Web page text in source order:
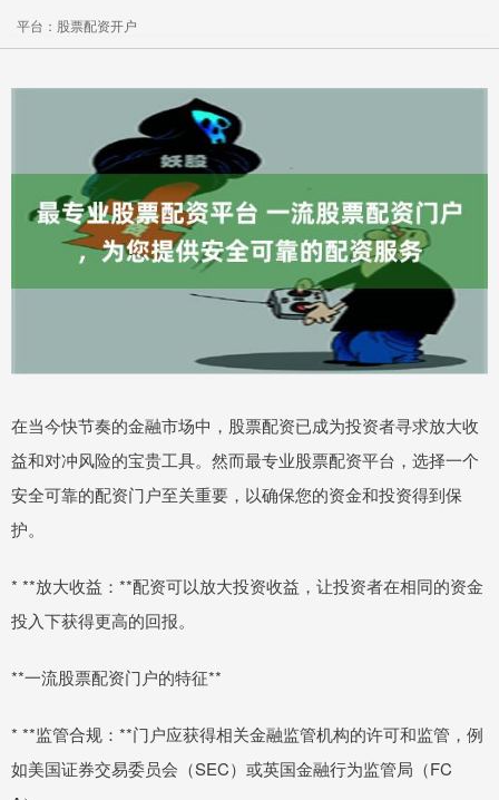
平台：股票配资开户
在当今快节奏的金融市场中，股票配资已成为投资者寻求放大收
益和对冲风险的宝贵工具。然而最专业股票配资平台，选择一个
安全可靠的配资门户至关重要，以确保您的资金和投资得到保
护。
* **放大收益：**配资可以放大投资收益，让投资者在相同的资金
投入下获得更高的回报。
**一流股票配资门户的特征**
* **监管合规：**门户应获得相关金融监管机构的许可和监管，例
如美国证券交易委员会（SEC）或英国金融行为监管局（FC